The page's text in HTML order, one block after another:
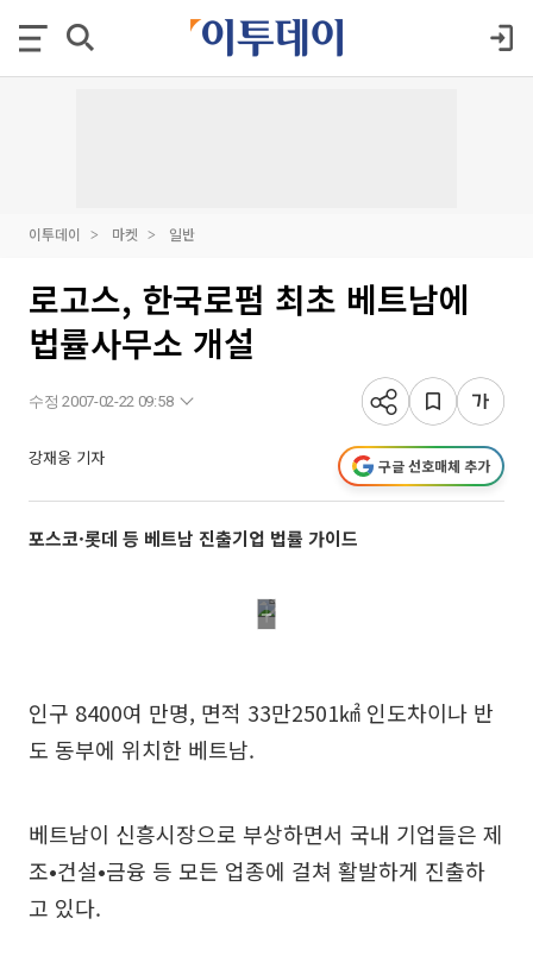
이투데이 마켓 일반
로고스, 한국로펌 최초 베트남에
법률사무소 개설
수정 2007-02-22 09:58
강재웅 기자 구글 선호매체 추가
포스코·롯데 등 베트남 진출기업 법률 가이드
인구 8400여 만명, 면적 33만2501㎢ 인도차이나 반
도 동부에 위치한 베트남.
베트남이 신흥시장으로 부상하면서 국내 기업들은 제
조•건설•금융 등 모든 업종에 걸쳐 활발하게 진출하
고 있다.